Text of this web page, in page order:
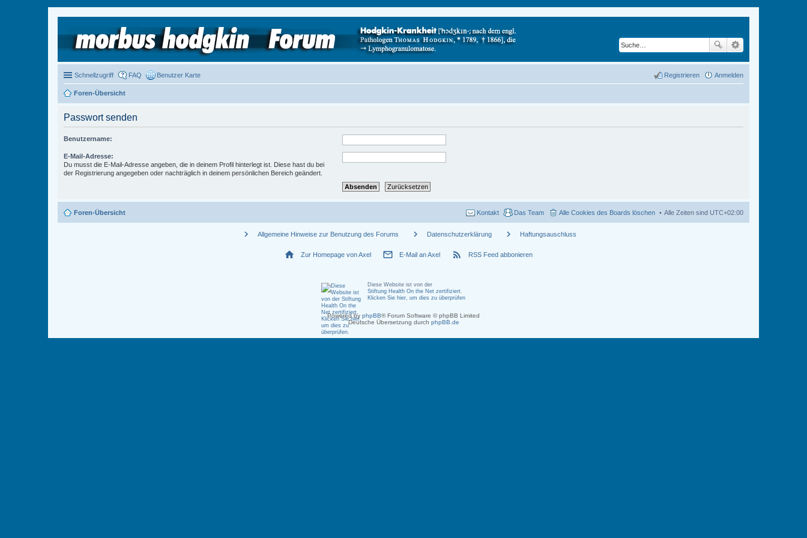
Schnellzugriff FAQ Benutzer Karte Anmelden
Registrieren
Foren-Übersicht
Passwort senden
Benutzername:
E-Mail-Adresse:
Du musst die E-Mail-Adresse angeben, die in deinem Profil hinterlegt ist. Diese hast du bei
der Registrierung angegeben oder nachträglich in deinem persönlichen Bereich geändert.
Foren-Übersicht Alle Zeiten sind UTC+02:00
Alle Cookies des Boards löschen
Das Team
Kontakt
chevron_right Allgemeine Hinweise zur Benutzung des Forums chevron_right Datenschutzerklärung chevron_right Haftungsauschluss
home Zur Homepage von Axel mail_outline E-Mail an Axel rss_feed RSS Feed abbonieren
Diese Website ist von der
Stiftung Health On the Net zertifiziert.
Klicken Sie hier, um dies zu überprüfen
Powered by phpBB® Forum Software © phpBB Limited
Deutsche Übersetzung durch phpBB.de